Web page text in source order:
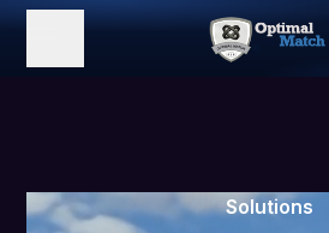
Solutions